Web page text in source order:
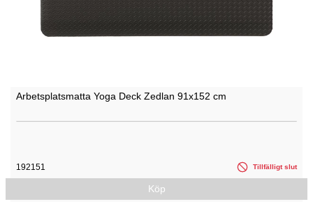
Arbetsplatsmatta Yoga Deck Zedlan 91x152 cm
192151 Tillfälligt slut
Köp